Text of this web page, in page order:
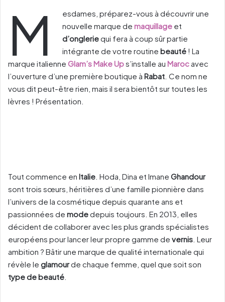
M
esdames, préparez-vous à découvrir une
nouvelle marque de maquillage et
d’ongleriequi fera à coup sûr partie
intégrante de votre routine beauté ! La
marque italienne Glam’s Make Ups’installe au Marocavec
l’ouverture d’une première boutique à Rabat . Ce nom ne
vous dit peut-être rien, mais il sera bientôt sur toutes les
lèvres ! Présentation.
Tout commence en Italie . Hoda, Dina et Imane Ghandour
sont trois sœurs, héritières d’une famille pionnière dans
l’univers de la cosmétique depuis quarante ans et
passionnées de modedepuis toujours. En 2013, elles
décident de collaborer avec les plus grands spécialistes
européens pour lancer leur propre gamme de vernis . Leur
ambition ? Bâtir une marque de qualité internationale qui
révèle le glamourde chaque femme, quel que soit son
type de beauté